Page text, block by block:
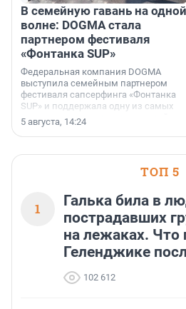
В семейную гавань на одной
волне: DOGMA стала
партнером фестиваля
«Фонтанка SUP»
Федеральная компания DOGMA
выступила семейным партнером
фестиваля сапсерфинга «Фонтанка
SUP» и поддержала одну из самых
ярких и романтичных номинаций —
«SUP-свадьба».
5 августа, 14:24
ТОП 5
1
Галька била в
пострадавших
на лежаках. Что
Геленджике
102 612